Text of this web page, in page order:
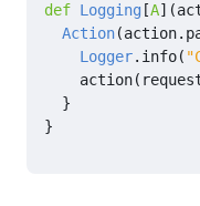
def Logging [A](
Action(action.
Logger. info(
action(
}
}